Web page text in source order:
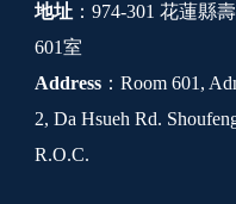
地址 ：974-301 花蓮縣
601室
Address ：Room 601,
2, Da Hsueh Rd.
R.O.C.